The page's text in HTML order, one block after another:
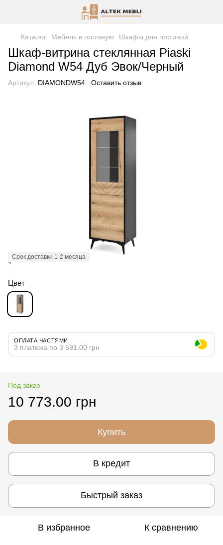
Каталог Мебель в гостиную Шкафы для гостиной
Шкаф-витрина стеклянная Piaski
Diamond W54 Дуб Эвок/Черный
Артикул: DIAMONDW54 Оставить отзыв
Срок доставки 1-2 месяца
Цвет
ОПЛАТА ЧАСТЯМИ
3 платежа по 3 591.00 грн
Под заказ
10 773.00 грн
Купить
В кредит
Быстрый заказ
В избранное К сравнению